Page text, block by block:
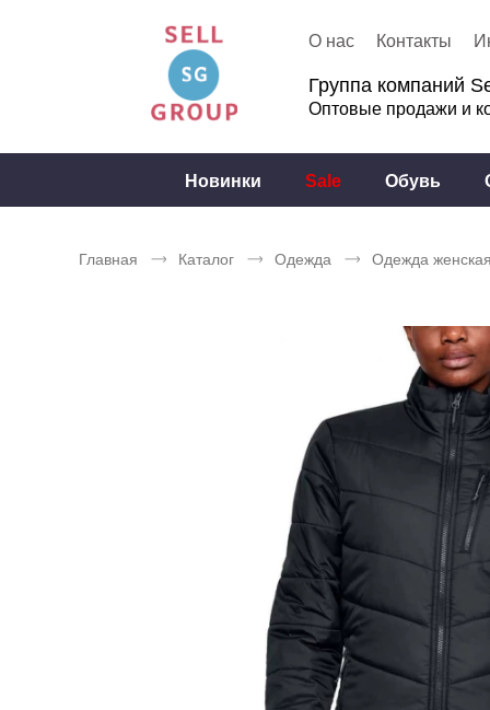
О нас Контакты
Группа компаний
Оптовые продажи и
Новинки Sale Обувь
Главная Каталог Одежда Одежда женская